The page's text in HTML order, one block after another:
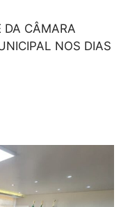
DA CÂMARA
NOS DIAS